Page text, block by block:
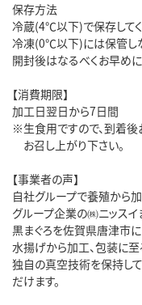
保存方法
冷蔵(4℃以下)で保存してく
冷凍(0℃以下)には保管し
開封後はなるべくお早めに
【消費期限】
加工日翌日から7日間
※生食用ですので、到着後
お召し上がり下さい。
【事業者の声】
自社グループで養殖から
グループ企業の㈱ニッス
黒まぐろを佐賀県唐津市
水揚げから加工、包装に
独自の真空技術を保持し
だけます。